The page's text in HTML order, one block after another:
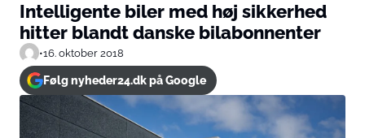
Intelligente biler med høj sikkerhed
hitter blandt danske bilabonnenter
•16. oktober 2018
Følg nyheder24.dk på Google